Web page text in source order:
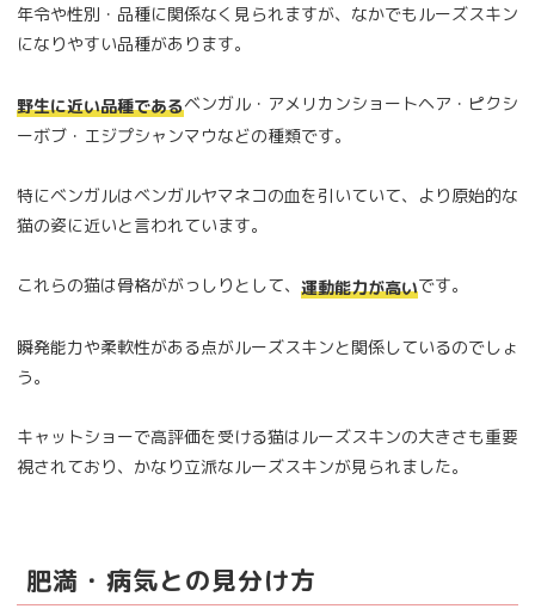
年令や性別・品種に関係なく見られますが、なかでもルーズスキン
になりやすい品種があります。
野生に近い品種であるベンガル・アメリカンショートヘア・ピクシ
ーボブ・エジプシャンマウなどの種類です。
特にベンガルはベンガルヤマネコの血を引いていて、より原始的な
猫の姿に近いと言われています。
これらの猫は骨格ががっしりとして、 運動能力が高いです。
瞬発能力や柔軟性がある点がルーズスキンと関係しているのでしょ
う。
キャットショーで高評価を受ける猫はルーズスキンの大きさも重要
視されており、かなり立派なルーズスキンが見られました。
肥満・病気との見分け方